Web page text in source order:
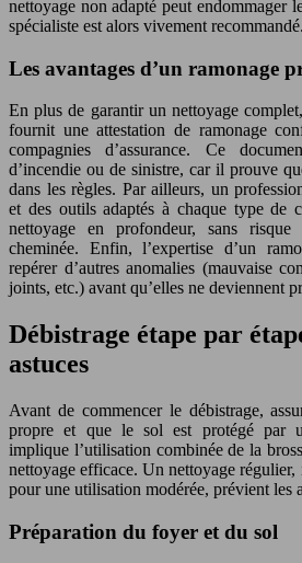
nettoyage non adapté peut endommager
spécialiste est alors vivement recommandé.
Les avantages d’un ramonage
En plus de garantir un nettoyage
fournit une attestation de ramonage
compagnies d’assurance. Ce
d’incendie ou de sinistre, car il prouve
dans les règles. Par ailleurs, un
et des outils adaptés à chaque type de
nettoyage en profondeur, sans
cheminée. Enfin, l’expertise d’un
repérer d’autres anomalies (mauvaise
joints, etc.) avant qu’elles ne deviennent
Débistrage étape par
astuces
Avant de commencer le débistrage,
propre et que le sol est protégé par
implique l’utilisation combinée de la
nettoyage efficace. Un nettoyage régulier,
pour une utilisation modérée, prévient les
Préparation du foyer et du sol